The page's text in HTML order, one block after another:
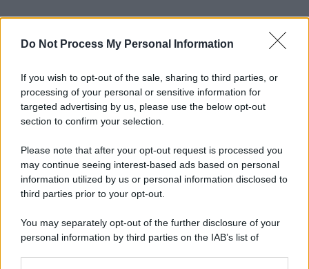
Do Not Process My Personal Information
If you wish to opt-out of the sale, sharing to third parties, or
processing of your personal or sensitive information for
targeted advertising by us, please use the below opt-out
section to confirm your selection.
Please note that after your opt-out request is processed you
may continue seeing interest-based ads based on personal
information utilized by us or personal information disclosed to
third parties prior to your opt-out.
You may separately opt-out of the further disclosure of your
personal information by third parties on the IAB’s list of